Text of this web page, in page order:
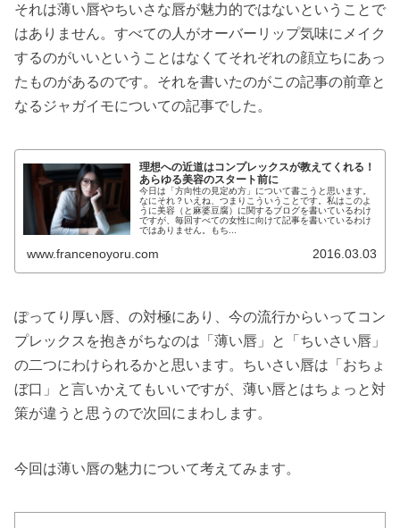
それは薄い唇やちいさな唇が魅力的ではないということで
はありません。すべての人がオーバーリップ気味にメイク
するのがいいということはなくてそれぞれの顔立ちにあっ
たものがあるのです。それを書いたのがこの記事の前章と
なるジャガイモについての記事でした。
理想への近道はコンプレックスが教えてくれる！
あらゆる美容のスタート前に
今日は「方向性の見定め方」について書こうと思います。
なにそれ？いえね、つまりこういうことです。私はこのよ
うに美容（と麻婆豆腐）に関するブログを書いているわけ
ですが、毎回すべての女性に向けて記事を書いているわけ
ではありません。もち...
www.francenoyoru.com 2016.03.03
ぽってり厚い唇、の対極にあり、今の流行からいってコン
プレックスを抱きがちなのは「薄い唇」と「ちいさい唇」
の二つにわけられるかと思います。ちいさい唇は「おちょ
ぼ口」と言いかえてもいいですが、薄い唇とはちょっと対
策が違うと思うので次回にまわします。
今回は薄い唇の魅力について考えてみます。